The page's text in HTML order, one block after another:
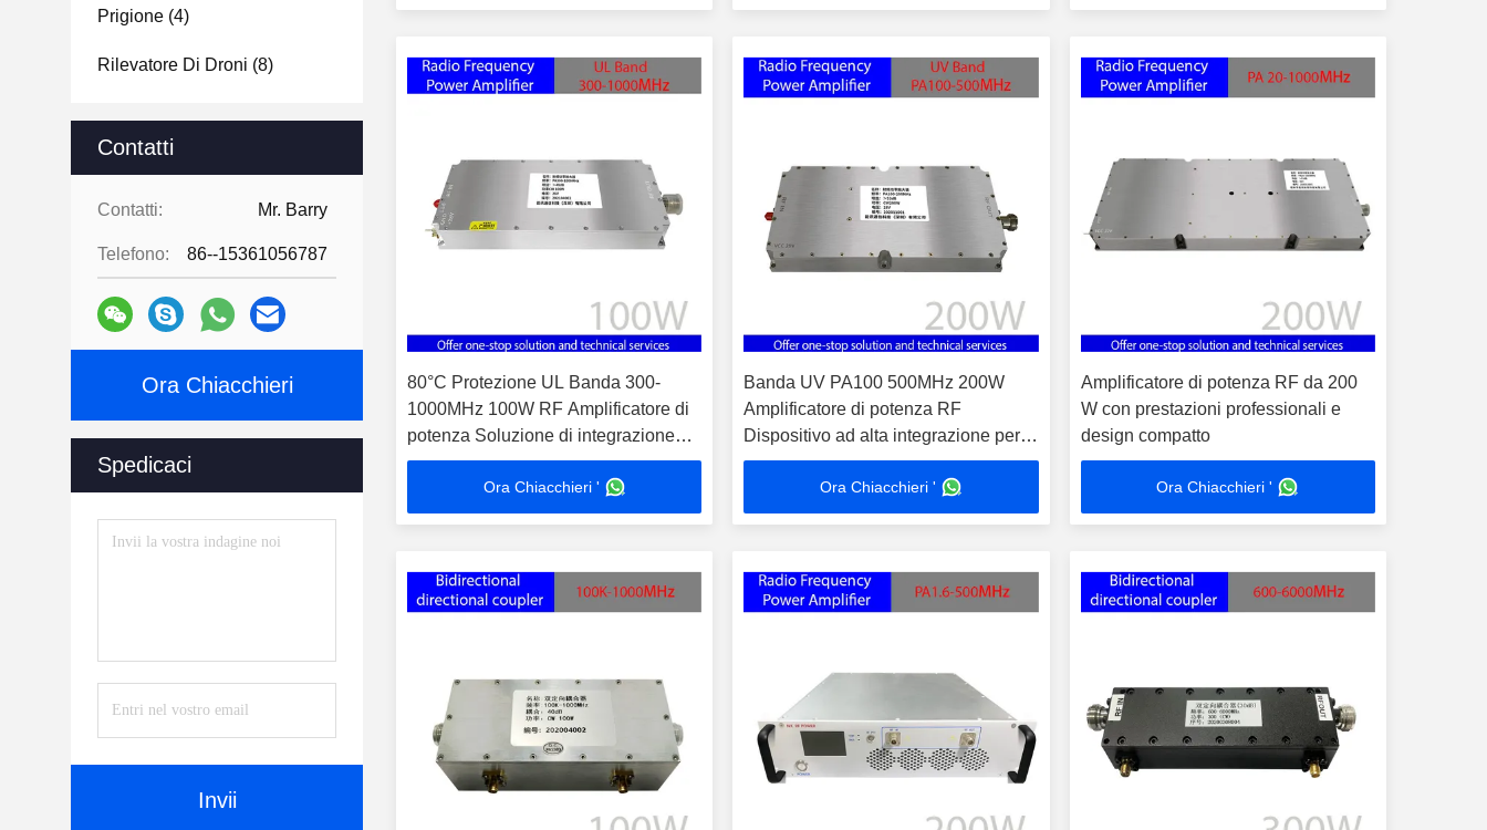
Prigione (4)
Rilevatore Di Droni (8)
Contatti
Contatti: Mr. Barry
Telefono: 86--15361056787
Ora Chiacchieri
Spedicaci
Invii
80°C Protezione UL Banda 300-
1000MHz 100W RF Amplificatore di
potenza Soluzione di integrazione
per test EMC Contro misure
elettronicheOra Chiacchieri '
Banda UV PA100 500MHz 200W
Amplificatore di potenza RF
Dispositivo ad alta integrazione per
test EMC e contromisure elettroniche
Ora Chiacchieri '
Amplificatore di potenza RF da 200
W con prestazioni professionali e
design compatto
Ora Chiacchieri '